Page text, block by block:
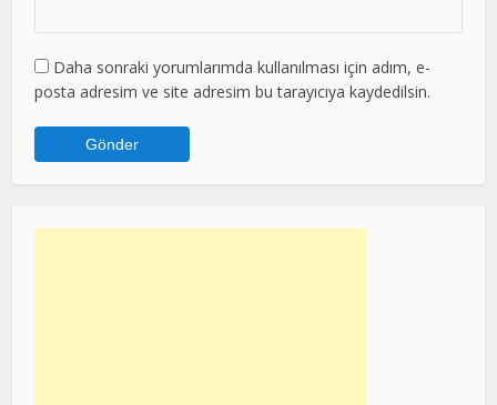
Daha sonraki yorumlarımda kullanılması için adım, e-
posta adresim ve site adresim bu tarayıcıya kaydedilsin.